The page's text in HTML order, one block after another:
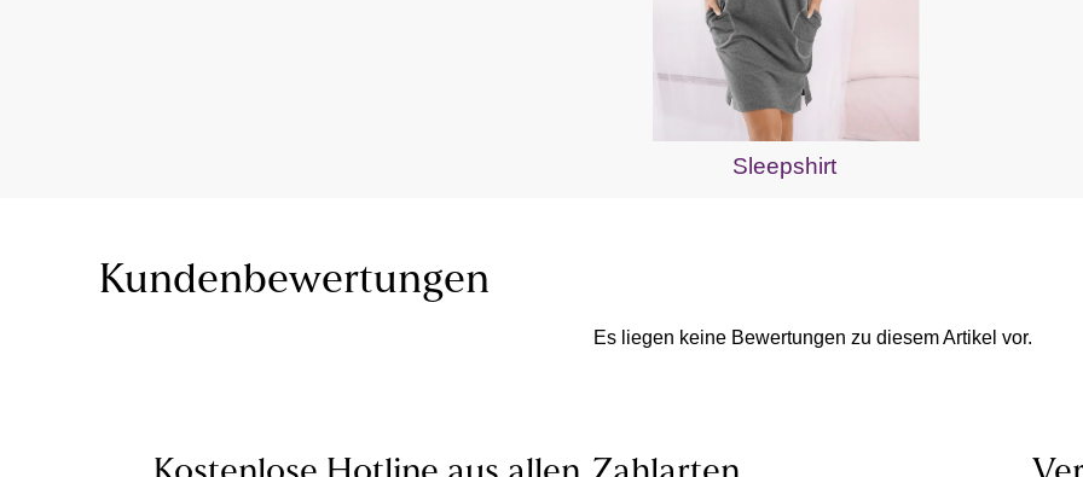
Sleepshirt
Kundenbewertungen
Es liegen keine Bewertungen zu diesem Artikel vor.